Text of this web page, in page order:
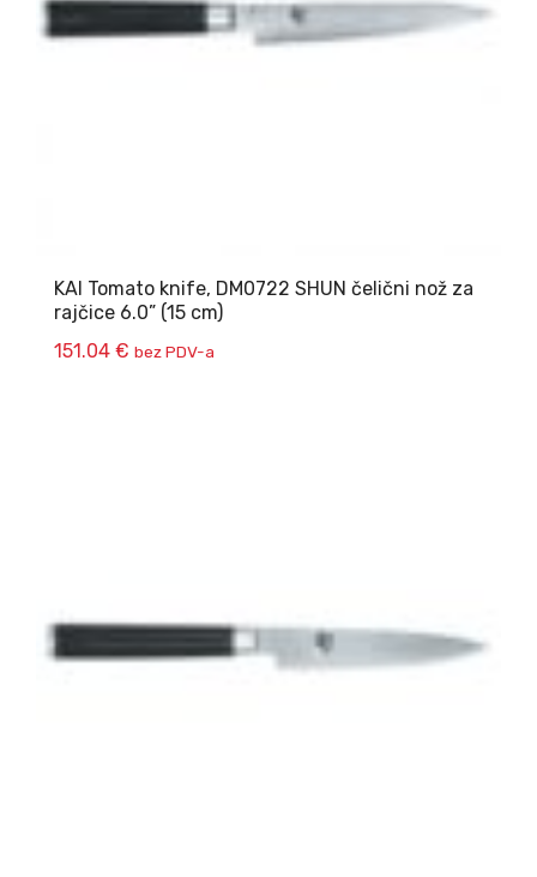
KAI Tomato knife, DM0722 SHUN čelični nož za
rajčice 6.0” (15 cm)
151.04 € bez PDV-a